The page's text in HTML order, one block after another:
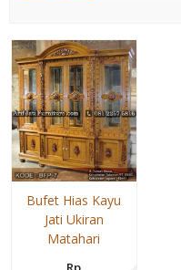
Bufet Hias Kayu
Jati Ukiran
Matahari